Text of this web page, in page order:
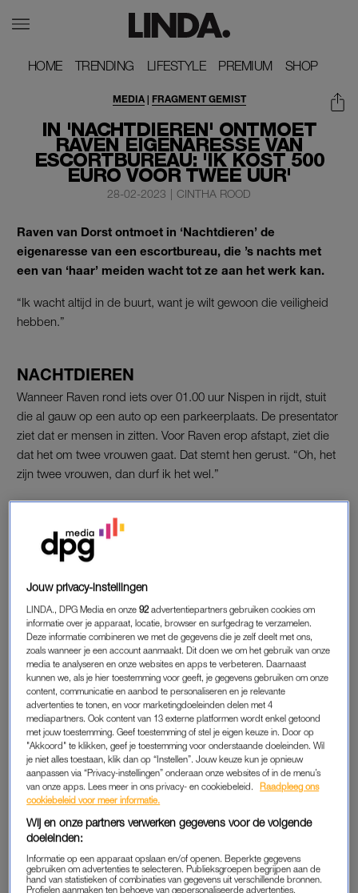
HOME
HOME TRENDING
TRENDING LIFESTYLE
LIFESTYLE PREMIUM
PREMIUM SHOP
SHOP
IN 'NACHTDIEREN' ONTMOET
RAVEN EIGENARESSE VAN
ESCORTBUREAU: 'IK KOST 500
EURO VOOR TWEE UUR'
MEDIA| FRAGMENT GEMIST
28-02-2023 | CINTHA ROOD
Raven van Dorst ontmoet in ‘Nachtdieren’ de
eigenaresse van een escortbureau, die ’s nachts met
een van ‘haar’ meiden wacht tot ze aan het werk kan.
“Ik wacht altijd in de buurt, want je wilt gewoon die veiligheid
hebben.”
NACHTDIEREN
Wanneer Raven rond iets over 01.00 uur Nispen in rijdt, stuit
die al gauw op een auto op een parkeerplaats. De presentator
ziet dat er mensen in zitten. Voor Raven erop afstapt, ziet die
dat het om twee vrouwen gaat. Dat stemt hen gerust. “Oh, het
zijn twee vrouwen, dan durf ik het wel.”
Nachtdieren, heeft te maken met het beroep dat ze beoefent:
de vrouw is escort. “Wat staan jullie hierzo te doen?”, vraagt
Raven nieuwsgierig. “Wij zijn aan het werk”, leggen de
vrouwen uit. Dat is niet drugs dealen, zoals Raven vermoedt.
“Want dan heb je bij dezen een klant.”
WERKNAAM
De vrouw zonder geblurd gezicht legt uit dat ze een eigen
escortbureau heeft. “Chelsey gaat dadelijk werken”, doelt ze
op de vrouw naast zich. “Maar Chelsey is niet je echte naam
dan”, raadt Raven. Dat is inderdaad zo. “Dat is mijn
werknaam.”
Volgens de eigenaresse van het escortbureau heeft dat alles te
mijn meiden wil daarvoor uit de kast komen, en dat snap ik
stom op.”
Jouw privacy-instellingen
LINDA., DPG Media en onze92 advertentiepartners gebruiken cookies om
informatie over je apparaat, locatie, browser en surfgedrag te verzamelen.
Deze informatie combineren we met de gegevens die je zelf deelt met ons,
zoals wanneer je een account aanmaakt. Dit doen we om het gebruik van onze
media te analyseren en onze websites en apps te verbeteren. Daarnaast
kunnen we, als je hier toestemming voor geeft, je gegevens gebruiken om onze
content, communicatie en aanbod te personaliseren en je relevante
advertenties te tonen, en voor marketingdoeleinden delen met 4
mediapartners. Ook content van 13 externe platformen wordt enkel getoond
met jouw toestemming. Geef toestemming of stel je eigen keuze in. Door op
"Akkoord" te klikken, geef je toestemming voor onderstaande doeleinden. Wil
je niet alles toestaan, klik dan op “Instellen”. Jouw keuze kun je opnieuw
aanpassen via “Privacy-instellingen” onderaan onze websites of in de menu’s
van onze apps. Lees meer in ons privacy- en cookiebeleid.
Raadpleeg ons
cookiebeleid voor meer informatie.
Wij en onze partners verwerken gegevens voor de volgende
doeleinden:
Informatie op een apparaat opslaan en/of openen. Beperkte gegevens
gebruiken om advertenties te selecteren. Publieksgroepen begrijpen aan de
hand van statistieken of combinaties van gegevens uit verschillende bronnen.
Profielen aanmaken ten behoeve van gepersonaliseerde advertenties.